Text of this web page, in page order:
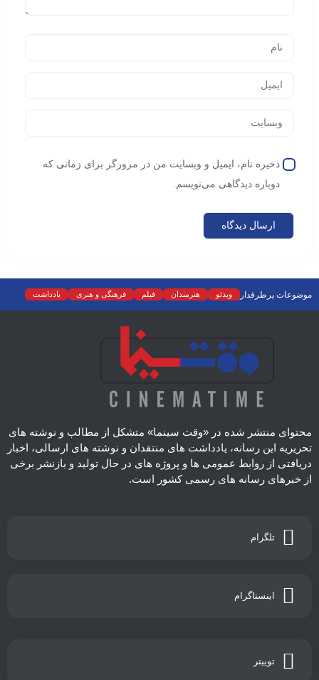
ذخیره نام، ایمیل و وبسایت من در مرورگر برای زمانی که
دوباره دیدگاهی می‌نویسم.
موضوعات پرطرفدار ویدئو هنرمندان فیلم فرهنگی و هنری
یادداشت
نمایش خانگی
نقد موسیقی سینما رادیو و تلویزیون تجسمی
تئاتر
محتوای منتشر شده در «وقت سینما» متشکل از مطالب و نوشته های
تحریریه این رسانه، یادداشت های منتقدان و نوشته های ارسالی، اخبار
دریافتی از روابط عمومی ها و پروژه های در حال تولید و بازنشر برخی
از خبرهای رسانه های رسمی کشور است.
تلگرام
اینستاگرام
توییتر